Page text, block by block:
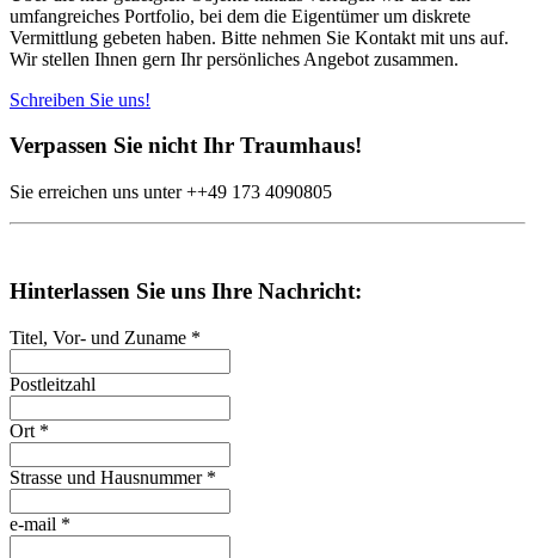
umfangreiches Portfolio, bei dem die Eigentümer um diskrete
Vermittlung gebeten haben. Bitte nehmen Sie Kontakt mit uns auf.
Wir stellen Ihnen gern Ihr persönliches Angebot zusammen.
Schreiben Sie uns!
Verpassen Sie nicht Ihr Traumhaus!
Sie erreichen uns unter++49 173 4090805
Hinterlassen Sie uns Ihre Nachricht:
Titel, Vor- und Zuname *
Postleitzahl
Ort *
Strasse und Hausnummer *
e-mail *